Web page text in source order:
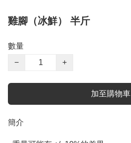
雞腳（冰鮮） 半斤
數量
−
+
加至購物車
簡介